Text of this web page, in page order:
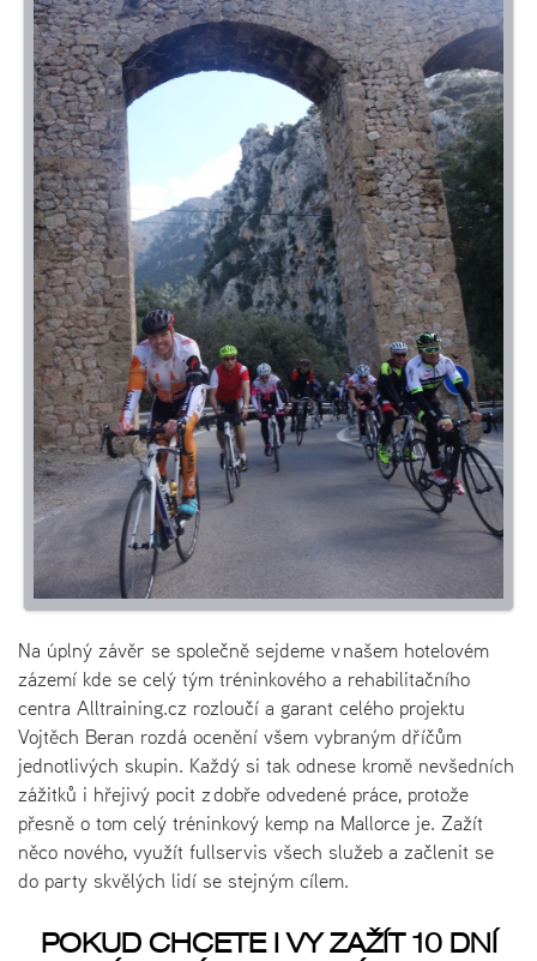
Na úplný závěr se společně sejdeme v našem hotelovém
zázemí kde se celý tým tréninkového a rehabilitačního
centra Alltraining.cz rozloučí a garant celého projektu
Vojtěch Beran rozdá ocenění všem vybraným dříčům
jednotlivých skupin. Každý si tak odnese kromě nevšedních
zážitků i hřejivý pocit z dobře odvedené práce, protože
přesně o tom celý tréninkový kemp na Mallorce je. Zažít
něco nového, využít fullservis všech služeb a začlenit se
do party skvělých lidí se stejným cílem.
POKUD CHCETE I VY ZAŽÍT 10 DNÍ